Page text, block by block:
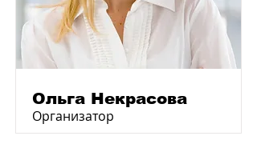
Ольга Некрасова
Организатор